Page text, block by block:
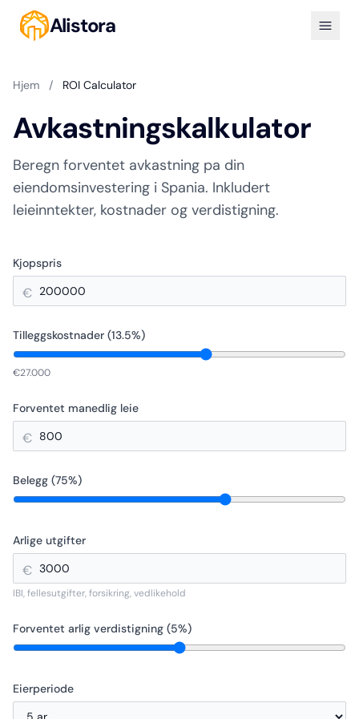
Alistora
Hjem / ROI Calculator
Avkastningskalkulator
Beregn forventet avkastning pa din
eiendomsinvestering i Spania. Inkludert
leieinntekter, kostnader og verdistigning.
Kjopspris
€
Tilleggskostnader (13.5%)
€27.000
Forventet manedlig leie
€
Belegg (75%)
Arlige utgifter
€
IBI, fellesutgifter, forsikring, vedlikehold
Forventet arlig verdistigning (5%)
Eierperiode